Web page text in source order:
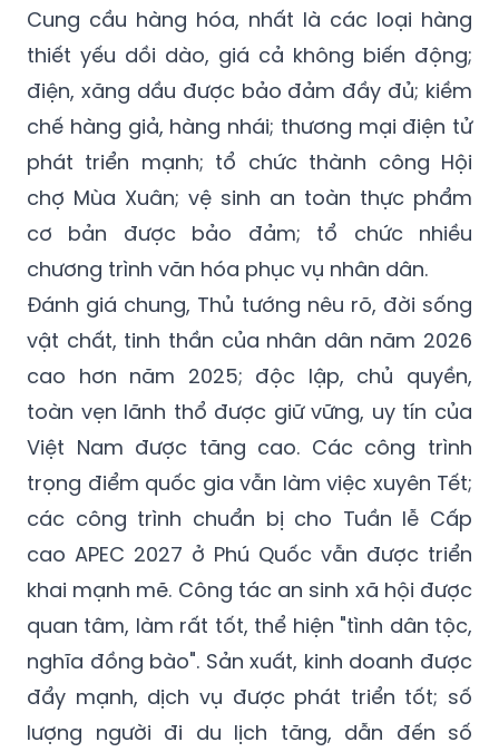
Cung cầu hàng hóa, nhất là các loại hàng
thiết yếu dồi dào, giá cả không biến động;
điện, xăng dầu được bảo đảm đầy đủ; kiềm
chế hàng giả, hàng nhái; thương mại điện tử
phát triển mạnh; tổ chức thành công Hội
chợ Mùa Xuân; vệ sinh an toàn thực phẩm
cơ bản được bảo đảm; tổ chức nhiều
chương trình văn hóa phục vụ nhân dân.
Đánh giá chung, Thủ tướng nêu rõ, đời sống
vật chất, tinh thần của nhân dân năm 2026
cao hơn năm 2025; độc lập, chủ quyền,
toàn vẹn lãnh thổ được giữ vững, uy tín của
Việt Nam được tăng cao. Các công trình
trọng điểm quốc gia vẫn làm việc xuyên Tết;
các công trình chuẩn bị cho Tuần lễ Cấp
cao APEC 2027 ở Phú Quốc vẫn được triển
khai mạnh mẽ. Công tác an sinh xã hội được
quan tâm, làm rất tốt, thể hiện "tình dân tộc,
nghĩa đồng bào". Sản xuất, kinh doanh được
đẩy mạnh, dịch vụ được phát triển tốt; số
lượng người đi du lịch tăng, dẫn đến số